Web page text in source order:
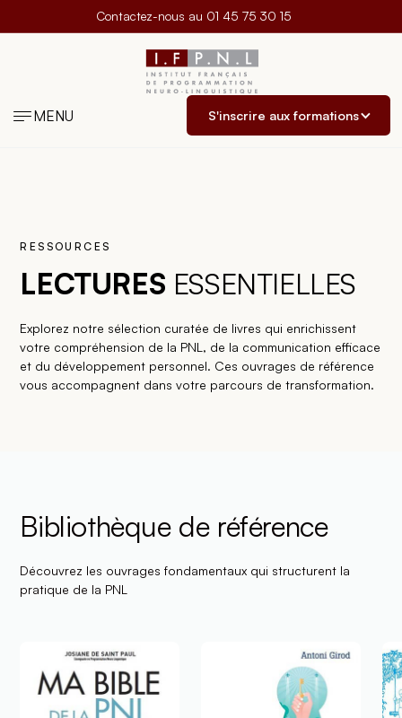
Contactez-nous au 01 45 75 30 15
MENU S'inscrire aux formations
RESSOURCES
LECTURES ESSENTIELLES
Explorez notre sélection curatée de livres qui enrichissent
votre compréhension de la PNL, de la communication efficace
et du développement personnel. Ces ouvrages de référence
vous accompagnent dans votre parcours de transformation.
Bibliothèque de référence
Découvrez les ouvrages fondamentaux qui structurent la
pratique de la PNL